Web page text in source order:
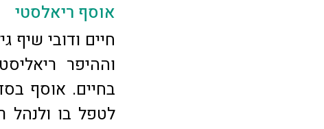
אוסף ריאלסטי
חיים ודובי שיף
וההיפר
בחיים. אוסף
לטפל בו ולנהל